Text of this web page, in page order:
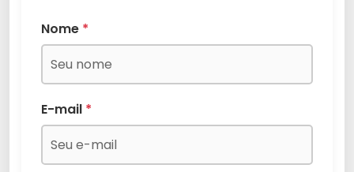
Nome *
E-mail *